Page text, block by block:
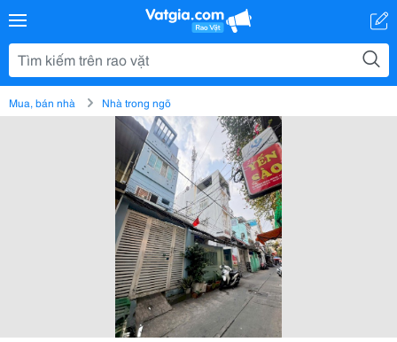
Mua, bán nhà Nhà trong ngõ